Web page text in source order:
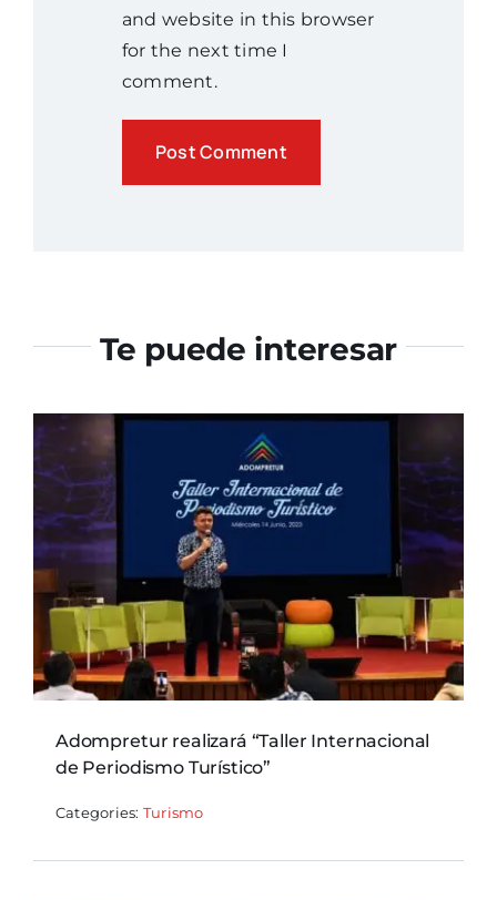
and website in this browser
for the next time I
comment.
Te puede interesar
Adompretur realizará “Taller Internacional
de Periodismo Turístico”
Categories: Turismo